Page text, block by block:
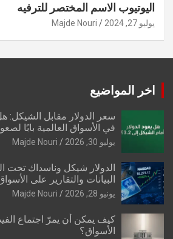
اليوتيوب الاسم المختصر للترفيه
يوليو 27, 2024 Majde Nouri
اخر المواضيع
سعر الدولار مقابل الشيكل:
في الأسواق العالمية بابًا
يوليو 30, 2026 Majde Nouri
الدولار شيكل وناسداك تحت
البيانات والتقارير على
يونيو 28, 2026 Majde Nouri
كيف يمكن أن يمرّ اجتماع
الأسواق؟